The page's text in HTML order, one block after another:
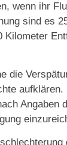
wenn ihr
sind es
Kilometer
die
aufklären.
Angaben